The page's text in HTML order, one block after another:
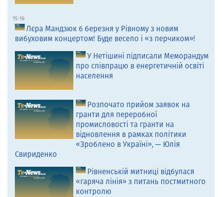
15:16
Лєра Мандзюк 6 березня у Рівному з новим
вибуховим концертом! Буде весело і «з перчиком»!
У Нетішині підписали Меморандум
про співпрацю в енергетичній освіті
населення
Розпочато прийом заявок на
гранти для переробної
промисловості та гранти на
відновлення в рамках політики
«Зроблено в Україні», — Юлія
Свириденко
Рівненській митниці відбулася
«гаряча лінія» з питань постмитного
контролю